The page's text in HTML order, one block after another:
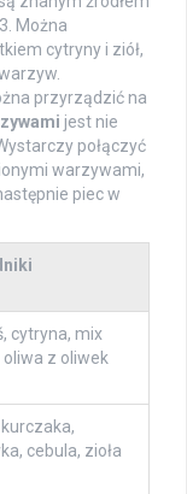
Można
cytryny i ziół,
przyrządzić na
jest nie
połączyć
warzywami,
piec w
cytryna, mix
oliwa z oliwek
cebula, zioła